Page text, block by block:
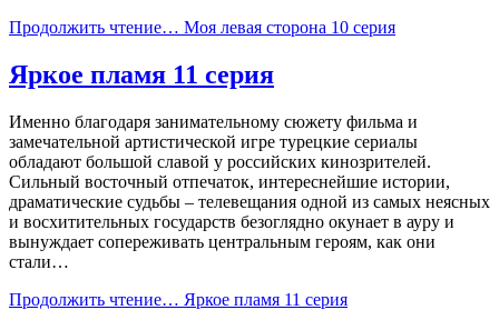
Продолжить чтение… Моя левая сторона 10 серия
Яркое пламя 11 серия
Именно благодаря занимательному сюжету фильма и
замечательной артистической игре турецкие сериалы
обладают большой славой у российских кинозрителей.
Сильный восточный отпечаток, интереснейшие истории,
драматические судьбы – телевещания одной из самых неясных
и восхитительных государств безоглядно окунает в ауру и
вынуждает сопереживать центральным героям, как они
стали…
Продолжить чтение… Яркое пламя 11 серия